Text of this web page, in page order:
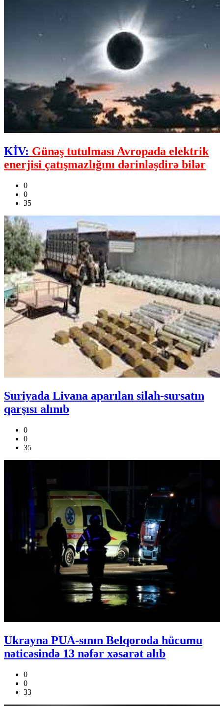
KİV: Günəş tutulması Avropada elektrik
enerjisi çatışmazlığını dərinləşdirə bilər
0
0
35
Suriyada Livana aparılan silah-sursatın
qarşısı alınıb
0
0
35
Ukrayna PUA-sının Belqoroda hücumu
nəticəsində 13 nəfər xəsarət alıb
0
0
33